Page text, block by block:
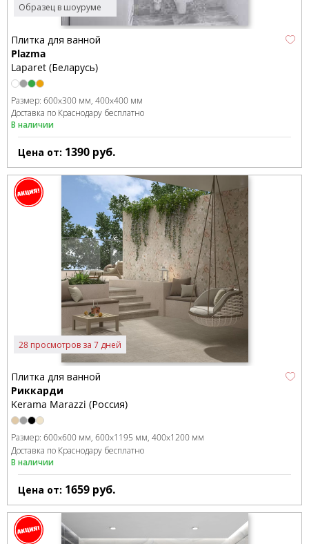
Образец в шоуруме
Плитка для ванной
Plazma
Laparet (Беларусь)
Размер: 600x300 мм 400x400 мм
Доставка по Краснодару бесплатно
В наличии
Цена от: 1390 руб.
28 просмотров за 7 дней
Плитка для ванной
Риккарди
Kerama Marazzi (Россия)
Размер: 600x600 мм 600x1195 мм 400x1200 мм
Доставка по Краснодару бесплатно
В наличии
Цена от: 1659 руб.